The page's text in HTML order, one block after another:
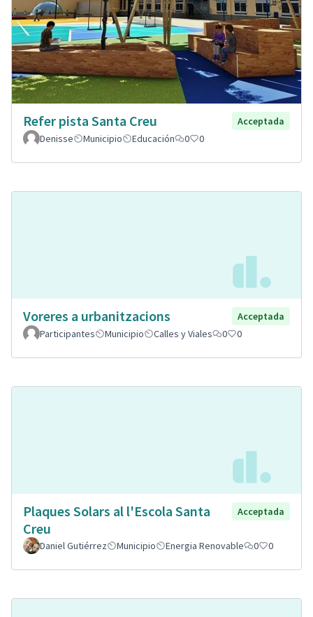
Refer pista Santa Creu
Acceptada
Denisse
Municipio Educación 0 0
Voreres a urbanitzacions
Acceptada
Participantes
Municipio Calles y Viales 0 0
Plaques Solars al l'Escola Santa
Creu
Acceptada
Daniel Gutiérrez Municipio Energia Renovable 0 0